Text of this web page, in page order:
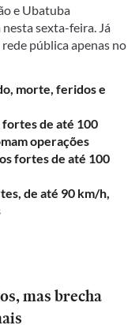
e Ubatuba
sexta-feira. Já
pública apenas no
morte, feridos e
fortes de até 100
operações
fortes de até 100
de até 90 km/h,
mas brecha